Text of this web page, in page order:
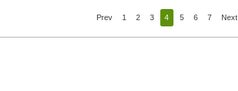
Prev 1 2 3 4 5 6 7 Next